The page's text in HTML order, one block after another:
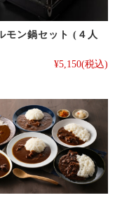
モン鍋セット (４人
¥5,150(税込)